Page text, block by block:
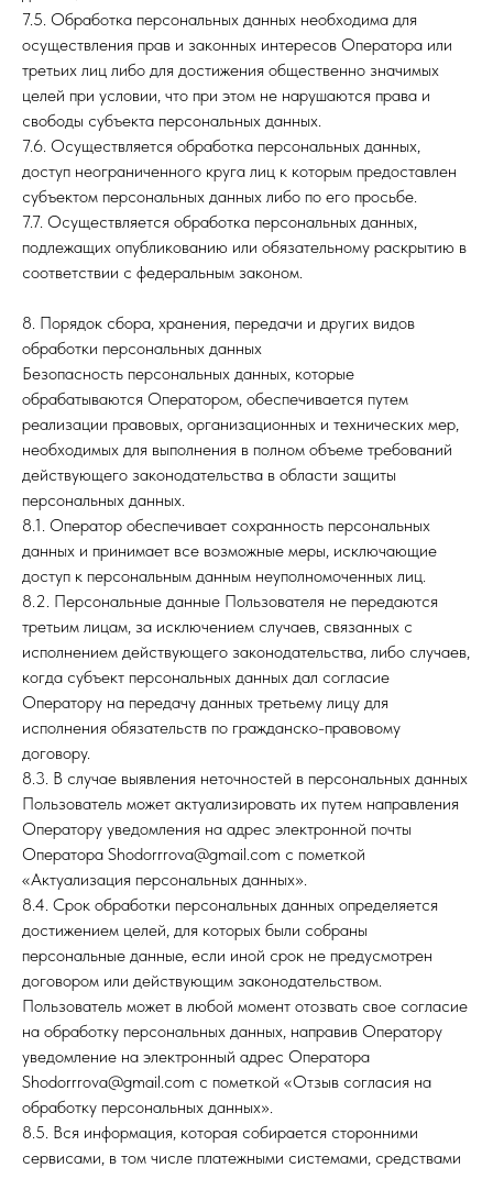
7.5. Обработка персональных данных необходима для
осуществления прав и законных интересов Оператора или
третьих лиц либо для достижения общественно значимых
целей при условии, что при этом не нарушаются права и
свободы субъекта персональных данных.
7.6. Осуществляется обработка персональных данных,
доступ неограниченного круга лиц к которым предоставлен
субъектом персональных данных либо по его просьбе.
7.7. Осуществляется обработка персональных данных,
подлежащих опубликованию или обязательному раскрытию в
соответствии с федеральным законом.
8. Порядок сбора, хранения, передачи и других видов
обработки персональных данных
Безопасность персональных данных, которые
обрабатываются Оператором, обеспечивается путем
реализации правовых, организационных и технических мер,
необходимых для выполнения в полном объеме требований
действующего законодательства в области защиты
персональных данных.
8.1. Оператор обеспечивает сохранность персональных
данных и принимает все возможные меры, исключающие
доступ к персональным данным неуполномоченных лиц.
8.2. Персональные данные Пользователя не передаются
третьим лицам, за исключением случаев, связанных с
исполнением действующего законодательства, либо случаев,
когда субъект персональных данных дал согласие
Оператору на передачу данных третьему лицу для
исполнения обязательств по гражданско-правовому
договору.
8.3. В случае выявления неточностей в персональных данных
Пользователь может актуализировать их путем направления
Оператору уведомления на адрес электронной почты
Оператора Shodorrrova@gmail.com с пометкой
«Актуализация персональных данных».
8.4. Срок обработки персональных данных определяется
достижением целей, для которых были собраны
персональные данные, если иной срок не предусмотрен
договором или действующим законодательством.
Пользователь может в любой момент отозвать свое согласие
на обработку персональных данных, направив Оператору
уведомление на электронный адрес Оператора
Shodorrrova@gmail.com с пометкой «Отзыв согласия на
обработку персональных данных».
8.5. Вся информация, которая собирается сторонними
сервисами, в том числе платежными системами, средствами